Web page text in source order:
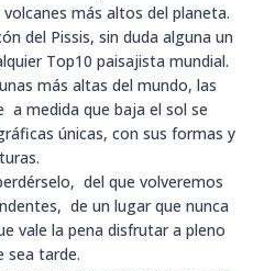
más altos del planeta.
del Pissis, sin duda alguna un
Top10 paisajista mundial.
más altas del mundo, las
a medida que baja el sol se
únicas, con sus formas y
del que volveremos
de un lugar que nunca
vale la pena disfrutar a pleno
sea tarde.